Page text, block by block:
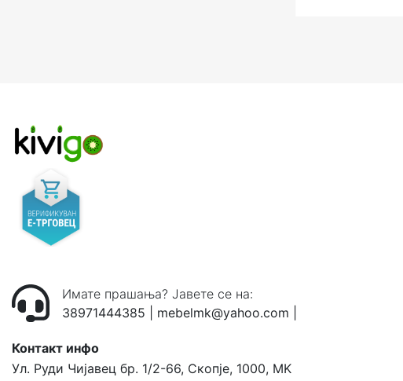
Имате прашања? Јавете се на:
38971444385
mebelmk@yahoo.com
Контакт инфо
Ул. Руди Чијавец бр. 1/2-66, Скопје, 1000, MK